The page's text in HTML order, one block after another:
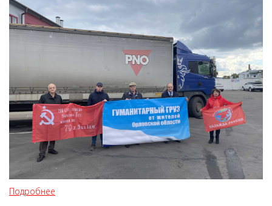
Подробнее